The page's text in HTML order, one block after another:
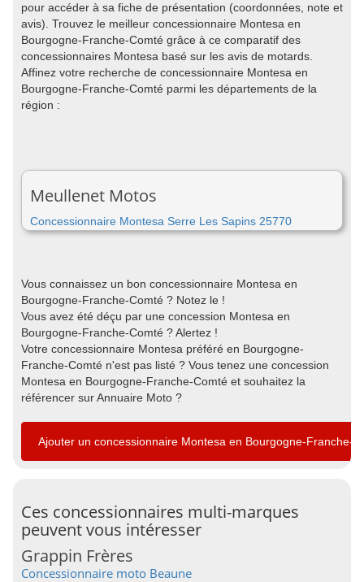
pour accéder à sa fiche de présentation (coordonnées, note et
avis). Trouvez le meilleur concessionnaire Montesa en
Bourgogne-Franche-Comté grâce à ce comparatif des
concessionnaires Montesa basé sur les avis de motards.
Affinez votre recherche de concessionnaire Montesa en
Bourgogne-Franche-Comté parmi les départements de la
région :
Meullenet Motos
Concessionnaire Montesa Serre Les Sapins 25770
Vous connaissez un bon concessionnaire Montesa en
Bourgogne-Franche-Comté ? Notez le !
Vous avez été déçu par une concession Montesa en
Bourgogne-Franche-Comté ? Alertez !
Votre concessionnaire Montesa préféré en Bourgogne-
Franche-Comté n'est pas listé ? Vous tenez une concession
Montesa en Bourgogne-Franche-Comté et souhaitez la
référencer sur Annuaire Moto ?
Ajouter un concessionnaire Montesa en Bourgogne-Franche-
Ces concessionnaires multi-marques
peuvent vous intéresser
Grappin Frères
Concessionnaire moto Beaune